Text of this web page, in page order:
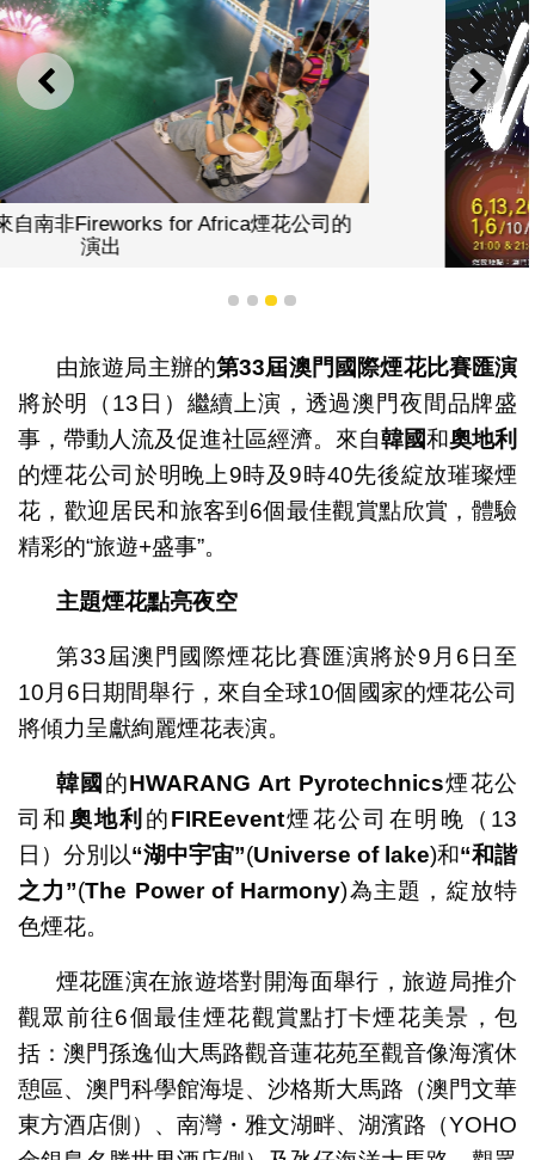
上一則 下一
第33屆澳門國際煙花比賽匯演海報
1 2 3 4
由旅遊局主辦的第33屆澳門國際煙花比賽匯演
將於明（13日）繼續上演，透過澳門夜間品牌盛
事，帶動人流及促進社區經濟。來自韓國和奧地利
的煙花公司於明晚上9時及9時40先後綻放璀璨煙
花，歡迎居民和旅客到6個最佳觀賞點欣賞，體驗
精彩的“旅遊+盛事”。
主題煙花點亮夜空
第33屆澳門國際煙花比賽匯演將於9月6日至
10月6日期間舉行，來自全球10個國家的煙花公司
將傾力呈獻絢麗煙花表演。
韓國 的HWARANG Art Pyrotechnics煙花公
司和奧地利 的FIREevent煙花公司在明晚（13
日）分別以“湖中宇宙”(Universe of lake)和“和諧
之力”(The Power of Harmony)為主題，綻放特
色煙花。
煙花匯演在旅遊塔對開海面舉行，旅遊局推介
觀眾前往6個最佳煙花觀賞點打卡煙花美景，包
括：澳門孫逸仙大馬路觀音蓮花苑至觀音像海濱休
憩區、澳門科學館海堤、沙格斯大馬路（澳門文華
東方酒店側）、南灣・雅文湖畔、湖濱路（YOHO